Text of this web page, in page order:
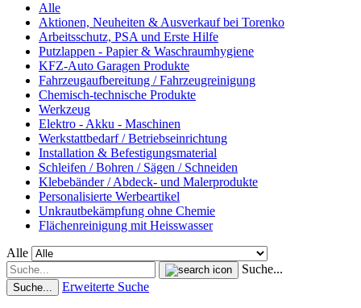
Alle
Aktionen, Neuheiten & Ausverkauf bei Torenko
Arbeitsschutz, PSA und Erste Hilfe
Putzlappen - Papier & Waschraumhygiene
KFZ-Auto Garagen Produkte
Fahrzeugaufbereitung / Fahrzeugreinigung
Chemisch-technische Produkte
Werkzeug
Elektro - Akku - Maschinen
Werkstattbedarf / Betriebseinrichtung
Installation & Befestigungsmaterial
Schleifen / Bohren / Sägen / Schneiden
Klebebänder / Abdeck- und Malerprodukte
Personalisierte Werbeartikel
Unkrautbekämpfung ohne Chemie
Flächenreinigung mit Heisswasser
Alle
Suche...
Suche... Erweiterte Suche